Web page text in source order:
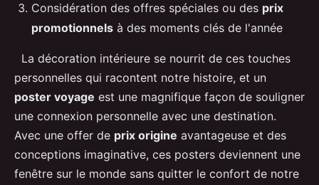
Considération des offres spéciales ou des prix
promotionnels à des moments clés de l'année
La décoration intérieure se nourrit de ces touches
personnelles qui racontent notre histoire, et un
poster voyage est une magnifique façon de souligner
une connexion personnelle avec une destination.
Avec une offer de prix origine avantageuse et des
conceptions imaginative, ces posters deviennent une
fenêtre sur le monde sans quitter le confort de notre